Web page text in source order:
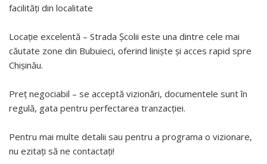
facilități din localitate
Locație excelentă – Strada Școlii este una dintre cele mai
căutate zone din Bubuieci, oferind liniște și acces rapid spre
Chișinău.
Preț negociabil – se acceptă vizionări, documentele sunt în
regulă, gata pentru perfectarea tranzacției.
Pentru mai multe detalii sau pentru a programa o vizionare,
nu ezitați să ne contactați!